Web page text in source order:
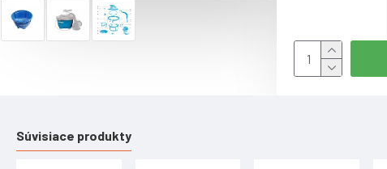
Súvisiace produkty